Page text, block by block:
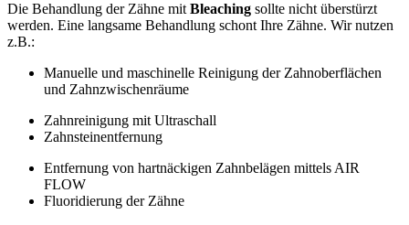
Die Behandlung der Zähne mit Bleaching sollte nicht überstürzt
werden. Eine langsame Behandlung schont Ihre Zähne. Wir nutzen
z.B.:
Manuelle und maschinelle Reinigung der Zahnoberflächen
und Zahnzwischenräume
Zahnreinigung mit Ultraschall
Zahnsteinentfernung
Entfernung von hartnäckigen Zahnbelägen mittels AIR
FLOW
Fluoridierung der Zähne